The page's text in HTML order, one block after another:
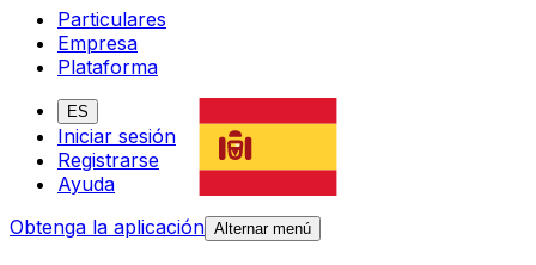
Particulares
Empresa
Plataforma
ES
Iniciar sesión
Registrarse
Ayuda
Obtenga la aplicación Alternar menú